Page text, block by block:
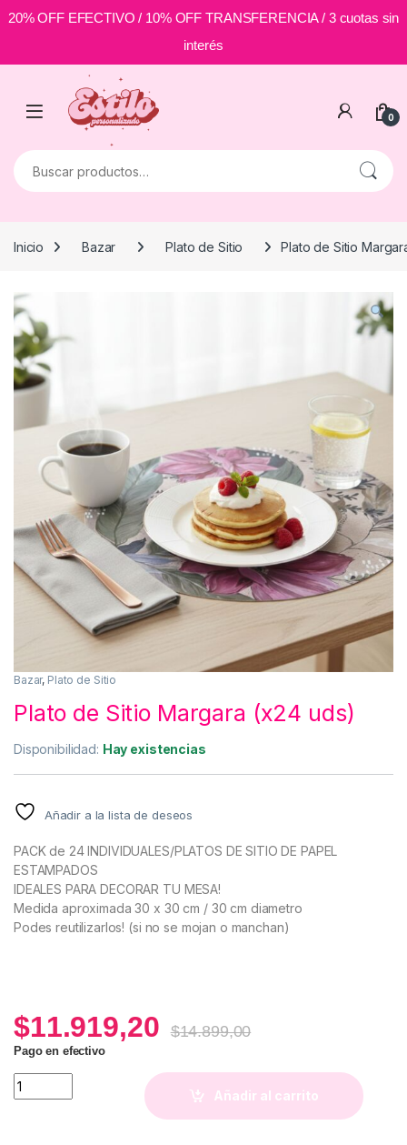
20% OFF EFECTIVO / 10% OFF TRANSFERENCIA / 3 cuotas sin
interés
Skip to navigation
0
Buscar por:
Inicio Bazar Plato de Sitio Plato de Sitio
Bazar, Plato de Sitio
Plato de Sitio Margara (x24 uds)
Disponibilidad: Hay existencias
Añadir a la lista de deseos
PACK de 24 INDIVIDUALES/PLATOS DE SITIO DE PAPEL
ESTAMPADOS
IDEALES PARA DECORAR TU MESA!
Medida aproximada 30 x 30 cm / 30 cm diametro
Podes reutilizarlos! (si no se mojan o manchan)
$11.919,20 $14.899,00
Pago en efectivo
Plato de Sitio Margara (x24 uds) quantity
Añadir al carrito